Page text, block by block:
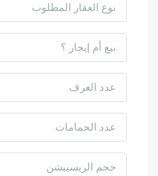
نوع العقار المطلوب
بيع أم إيجار ؟
عدد الغرف
عدد الحمامات
حجم الريسيبشن